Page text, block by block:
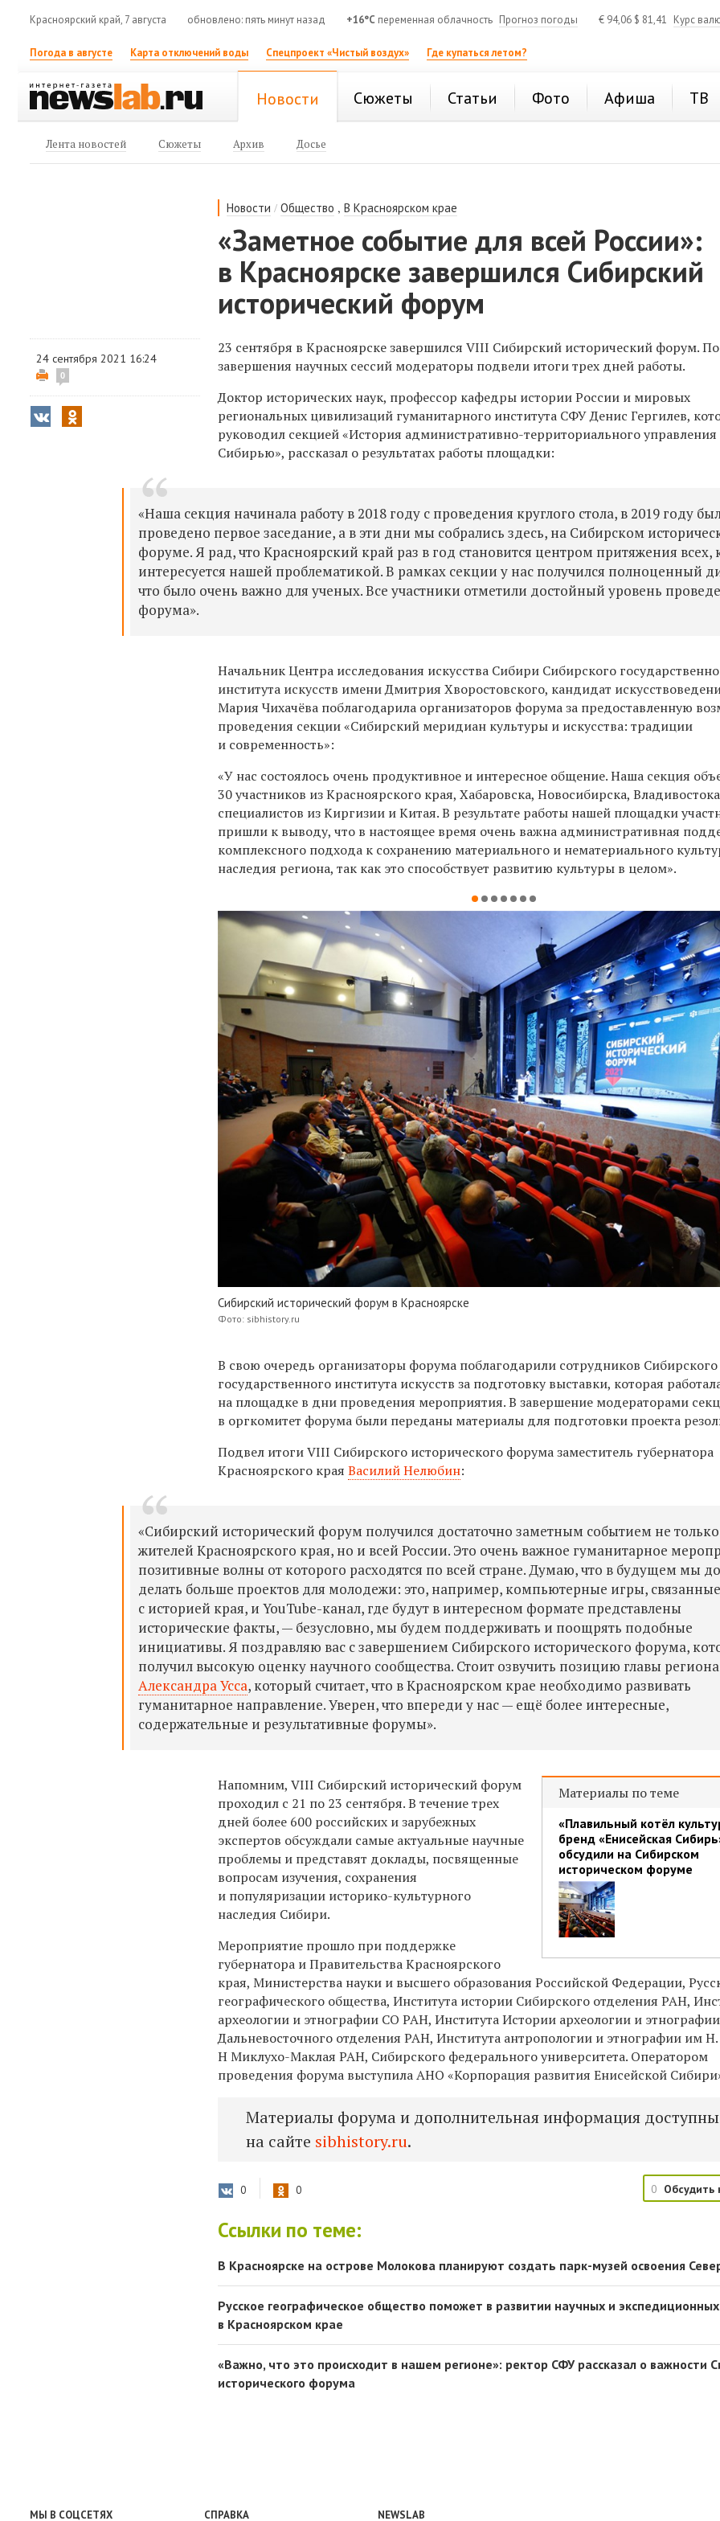
Красноярский край, 7 августа обновлено: пять минут назад +16°C переменная облачность Прогноз погоды € 94,06 $ 81,41 Курс
Погода в августе Карта отключений воды Спецпроект «Чистый воздух» Где купаться летом?
Новости Сюжеты Статьи Фото Афиша ТВ
Лента новостей Сюжеты Архив Досье
Новости /Общество ,В Красноярском крае
«Заметное событие для всей России»:
в Красноярске завершился Сибирский
исторический форум
24 сентября 2021 16:24
0
23 сентября в Красноярске завершился VIII Сибирский исторический форум.
завершения научных сессий модераторы подвели итоги трех дней работы.
Доктор исторических наук, профессор кафедры истории России и мировых
региональных цивилизаций гуманитарного института СФУ Денис Гергилев,
руководил секцией «История административно-территориального управления
Сибирью», рассказал о результатах работы площадки:
«Наша секция начинала работу в 2018 году с проведения круглого стола, в 2019 году
проведено первое заседание, а в эти дни мы собрались здесь, на Сибирском
форуме. Я рад, что Красноярский край раз в год становится центром притяжения всех,
интересуется нашей проблематикой. В рамках секции у нас получился полноценный
что было очень важно для ученых. Все участники отметили достойный уровень
форума».
Начальник Центра исследования искусства Сибири Сибирского
института искусств имени Дмитрия Хворостовского, кандидат
Мария Чихачёва поблагодарила организаторов форума за предоставленную
проведения секции «Сибирский меридиан культуры и искусства: традиции
и современность»:
«У нас состоялось очень продуктивное и интересное общение. Наша секция
30 участников из Красноярского края, Хабаровска, Новосибирска,
специалистов из Киргизии и Китая. В результате работы нашей площадки
пришли к выводу, что в настоящее время очень важна административная
комплексного подхода к сохранению материального и нематериального
наследия региона, так как это способствует развитию культуры в целом».
Сибирский исторический форум в Красноярске
Фото: sibhistory.ru
В свою очередь организаторы форума поблагодарили сотрудников Сибирского
государственного института искусств за подготовку выставки, которая
на площадке в дни проведения мероприятия. В завершение модераторами
в оргкомитет форума были переданы материалы для подготовки проекта
Подвел итоги VIII Сибирского исторического форума заместитель губернатора
Красноярского краяВасилий Нелюбин:
«Сибирский исторический форум получился достаточно заметным событием не
жителей Красноярского края, но и всей России. Это очень важное гуманитарное
позитивные волны от которого расходятся по всей стране. Думаю, что в будущем мы
делать больше проектов для молодежи: это, например, компьютерные игры, связанные
с историей края, и YouTube-канал, где будут в интересном формате представлены
исторические факты, — безусловно, мы будем поддерживать и поощрять подобные
инициативы. Я поздравляю вас с завершением Сибирского исторического форума,
получил высокую оценку научного сообщества. Стоит озвучить позицию главы региона
Александра Усса, который считает, что в Красноярском крае необходимо развивать
гуманитарное направление. Уверен, что впереди у нас — ещё более интересные,
содержательные и результативные форумы».
Материалы по теме
«Плавильный котёл
бренд «Енисейская
обсудили на Сибирском
историческом форуме
Напомним, VIII Сибирский исторический форум
проходил с 21 по 23 сентября. В течение трех
дней более 600 российских и зарубежных
экспертов обсуждали самые актуальные научные
проблемы и представят доклады, посвященные
вопросам изучения, сохранения
и популяризации историко-культурного
наследия Сибири.
Мероприятие прошло при поддержке
губернатора и Правительства Красноярского
края, Министерства науки и высшего образования Российской Федерации,
географического общества, Института истории Сибирского отделения РАН,
археологии и этнографии СО РАН, Института Истории археологии и этнографии
Дальневосточного отделения РАН, Института антропологии и этнографии им Н.
Н Миклухо-Маклая РАН, Сибирского федерального университета. Оператором
проведения форума выступила АНО «Корпорация развития Енисейской
Материалы форума и дополнительная информация доступны
на сайте sibhistory.ru.
0 0 0 Обсудить
Ссылки по теме:
В Красноярске на острове Молокова планируют создать парк-музей освоения
Русское географическое общество поможет в развитии научных и экспедиционных
в Красноярском крае
«Важно, что это происходит в нашем регионе»: ректор СФУ рассказал о важности
исторического форума
МЫ В СОЦСЕТЯХ СПРАВКА NEWSLAB